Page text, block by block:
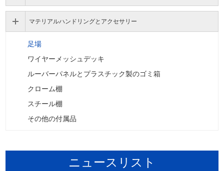
マテリアルハンドリングとアクセサリー
足場
ワイヤーメッシュデッキ
ルーバーパネルとプラスチック製のゴミ箱
クローム棚
スチール棚
その他の付属品
ニュースリスト